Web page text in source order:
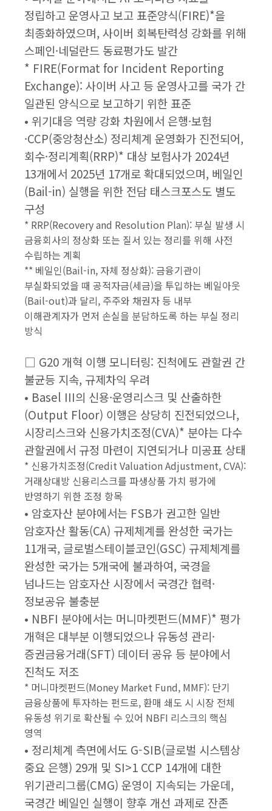
정립하고 운영사고 보고 표준양식(FIRE)*을
최종화하였으며, 사이버 회복탄력성 강화를 위해
스페인·네덜란드 동료평가도 발간
* FIRE(Format for Incident Reporting
Exchange): 사이버 사고 등 운영사고를 국가 간
일관된 양식으로 보고하기 위한 표준
• 위기대응 역량 강화 차원에서 은행·보험
·CCP(중앙청산소) 정리체계 운영화가 진전되어,
회수·정리계획(RRP)* 대상 보험사가 2024년
13개에서 2025년 17개로 확대되었으며, 베일인
(Bail-in) 실행을 위한 전담 태스크포스도 별도
구성
* RRP(Recovery and Resolution Plan): 부실 발생 시
금융회사의 정상화 또는 질서 있는 정리를 위해 사전
수립하는 계획
** 베일인(Bail-in, 자체 정상화): 금융기관이
부실화되었을 때 공적자금(세금)을 투입하는 베일아웃
(Bail-out)과 달리, 주주와 채권자 등 내부
이해관계자가 먼저 손실을 분담하도록 하는 부실 정리
방식
□ G20 개혁 이행 모니터링: 진척에도 관할권 간
불균등 지속, 규제차익 우려
• Basel III의 신용·운영리스크 및 산출하한
(Output Floor) 이행은 상당히 진전되었으나,
시장리스크와 신용가치조정(CVA)* 분야는 다수
관할권에서 규정 마련이 지연되거나 미공표 상태
* 신용가치조정(Credit Valuation Adjustment, CVA):
거래상대방 신용리스크를 파생상품 가치 평가에
반영하기 위한 조정 항목
• 암호자산 분야에서는 FSB가 권고한 일반
암호자산 활동(CA) 규제체계를 완성한 국가는
11개국, 글로벌스테이블코인(GSC) 규제체계를
완성한 국가는 5개국에 불과하여, 국경을
넘나드는 암호자산 시장에서 국경간 협력·
정보공유 불충분
• NBFI 분야에서는 머니마켓펀드(MMF)* 평가
개혁은 대부분 이행되었으나 유동성 관리·
증권금융거래(SFT) 데이터 공유 등 분야에서
진척도 저조
* 머니마켓펀드(Money Market Fund, MMF): 단기
금융상품에 투자하는 펀드로, 환매 쇄도 시 시장 전체
유동성 위기로 확산될 수 있어 NBFI 리스크의 핵심
영역
• 정리체계 측면에서도 G-SIB(글로벌 시스템상
중요 은행) 29개 및 SI>1 CCP 14개에 대한
위기관리그룹(CMG) 운영이 지속되는 가운데,
국경간 베일인 실행이 향후 개선 과제로 잔존